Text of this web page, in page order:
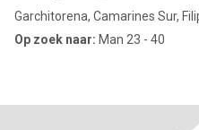
Garchitorena, Camarines Sur,
Op zoek naar: Man 23 - 40